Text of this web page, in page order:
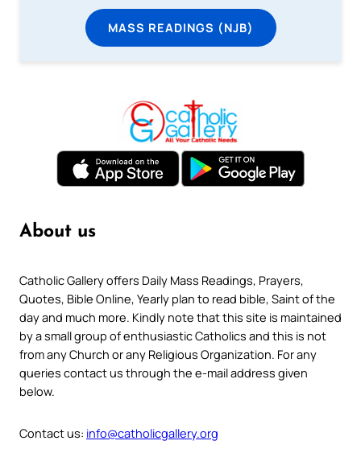
MASS READINGS (NJB)
About us
Catholic Gallery offers Daily Mass Readings, Prayers,
Quotes, Bible Online, Yearly plan to read bible, Saint of the
day and much more. Kindly note that this site is maintained
by a small group of enthusiastic Catholics and this is not
from any Church or any Religious Organization. For any
queries contact us through the e-mail address given
below.
Contact us: info@catholicgallery.org